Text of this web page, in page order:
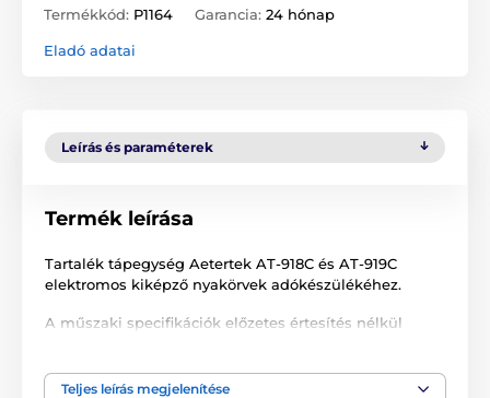
Termékkód: P1164 Garancia: 24 hónap
Eladó adatai
Leírás és paraméterek
Termék leírása
Tartalék tápegység Aetertek AT-918C és AT-919C
elektromos kiképző nyakörvek adókészülékéhez.
A műszaki specifikációk előzetes értesítés nélkül
Teljes leírás megjelenítése